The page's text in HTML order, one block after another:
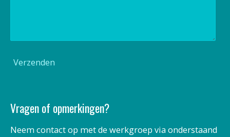
Verzenden
Vragen of opmerkingen?
Neem contact op met de werkgroep via onderstaand